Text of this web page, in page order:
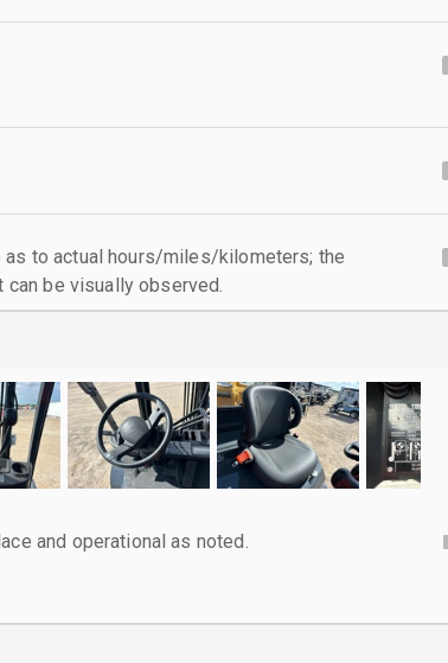
as to actual hours/miles/kilometers; the
be visually observed.
and operational as noted.